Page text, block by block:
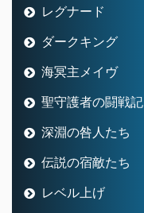
レグナード
ダークキング
海冥主メイヴ
聖守護者の闘戦記
深淵の咎人たち
伝説の宿敵たち
レベル上げ